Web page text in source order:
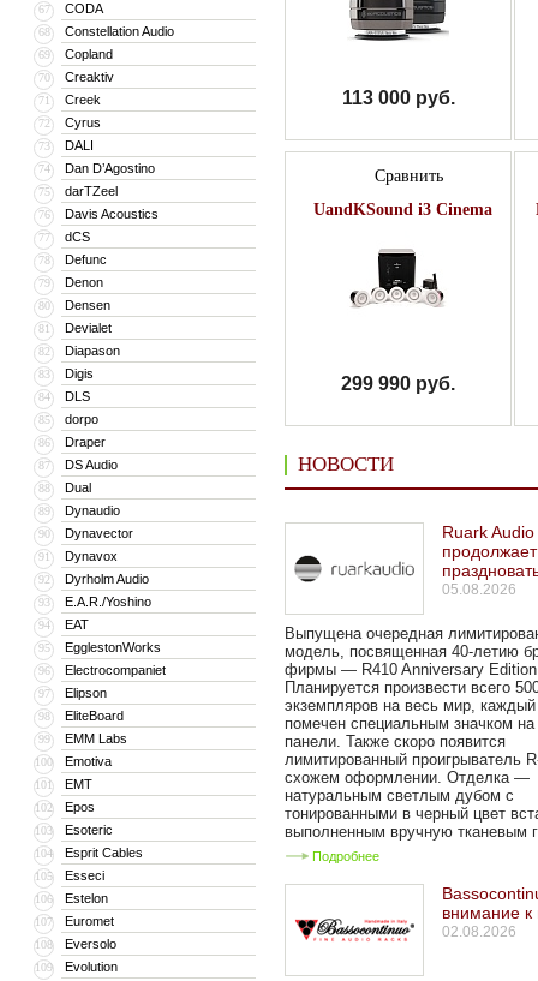
67 CODA
68 Constellation Audio
69 Copland
70 Creaktiv
71 Creek
72 Cyrus
73 DALI
74 Dan D’Agostino
75 darTZeel
76 Davis Acoustics
77 dCS
78 Defunc
79 Denon
80 Densen
81 Devialet
82 Diapason
83 Digis
84 DLS
85 dorpo
86 Draper
87 DS Audio
88 Dual
89 Dynaudio
90 Dynavector
91 Dynavox
92 Dyrholm Audio
93 E.A.R./Yoshino
94 EAT
95 EgglestonWorks
96 Electrocompaniet
97 Elipson
98 EliteBoard
99 EMM Labs
100 Emotiva
101 EMT
102 Epos
103 Esoteric
104 Esprit Cables
105 Esseci
106 Estelon
107 Euromet
108 Eversolo
109 Evolution
113 000 руб.
Сравнить
UandKSound i3 Cinema
299 990 руб.
НОВОСТИ
Ruark Audio
продолжает
05.08.2026
Выпущена очередная
модель, посвященная 40-летию
фирмы — R410 Anniversary
Планируется произвести всего
экземпляров на весь мир, каждый
помечен специальным значком на
панели. Также скоро появится
лимитированный проигрыватель
схожем оформлении. Отделка —
натуральным светлым дубом с
тонированными в черный цвет
выполненным вручную тканевым
Подробнее
внимание к
02.08.2026